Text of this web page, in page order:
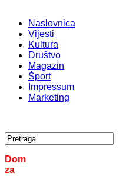
Naslovnica
Vijesti
Kultura
Društvo
Magazin
Šport
Impressum
Marketing
Dom
za